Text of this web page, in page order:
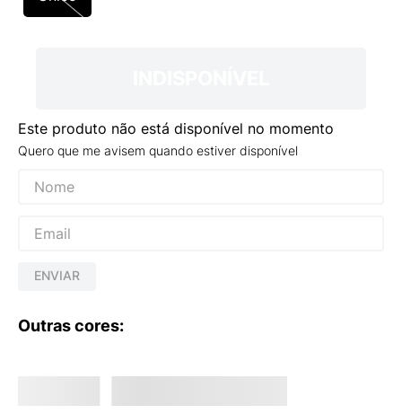
Este produto não está disponível no momento
Quero que me avisem quando estiver disponível
ENVIAR
Outras cores:
NEW 530